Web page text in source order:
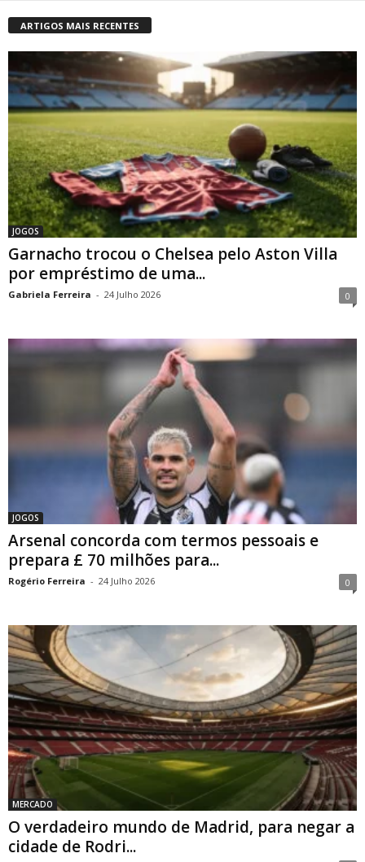
ARTIGOS MAIS RECENTES
JOGOS
Garnacho trocou o Chelsea pelo Aston Villa
por empréstimo de uma...
Gabriela Ferreira - 24 Julho 2026 0
JOGOS
Arsenal concorda com termos pessoais e
prepara £ 70 milhões para...
Rogério Ferreira - 24 Julho 2026 0
MERCADO
O verdadeiro mundo de Madrid, para negar a
cidade de Rodri...